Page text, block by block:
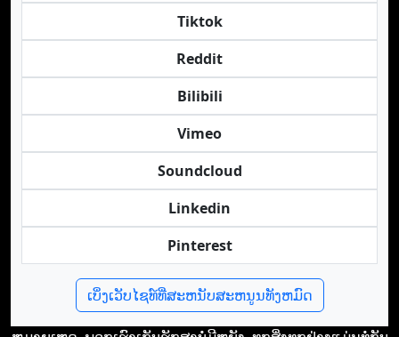
Tiktok
Reddit
Bilibili
Vimeo
Soundcloud
Linkedin
Pinterest
ເບິ່ງເວັບໄຊທ໌ທີ່ສະຫນັບສະຫນູນທັງຫມົດ